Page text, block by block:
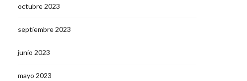
octubre 2023
septiembre 2023
junio 2023
mayo 2023